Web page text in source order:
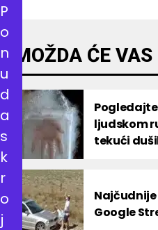
MOŽDA ĆE
ljudskom
tekući
Google
P
o
n
u
d
a
s
k
r
o
j